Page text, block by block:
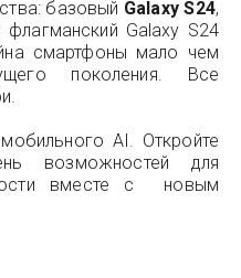
базовый Galaxy S24,
флагманский Galaxy S24
смартфоны мало чем
поколения. Все
AI. Откройте
возможностей для
вместе с новым